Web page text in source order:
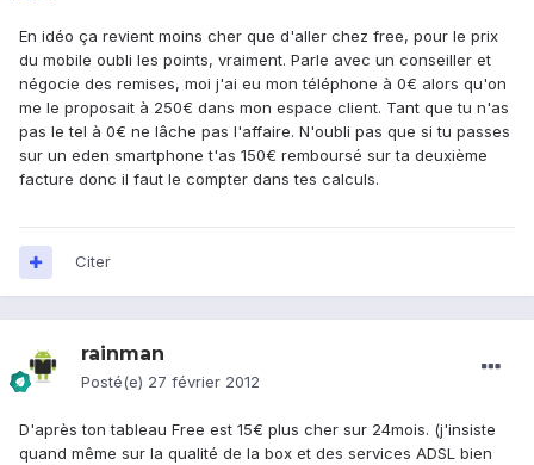
En idéo ça revient moins cher que d'aller chez free, pour le prix
du mobile oubli les points, vraiment. Parle avec un conseiller et
négocie des remises, moi j'ai eu mon téléphone à 0€ alors qu'on
me le proposait à 250€ dans mon espace client. Tant que tu n'as
pas le tel à 0€ ne lâche pas l'affaire. N'oubli pas que si tu passes
sur un eden smartphone t'as 150€ remboursé sur ta deuxième
facture donc il faut le compter dans tes calculs.
Citer
rainman
Posté(e) 27 février 2012
D'après ton tableau Free est 15€ plus cher sur 24mois. (j'insiste
quand même sur la qualité de la box et des services ADSL bien